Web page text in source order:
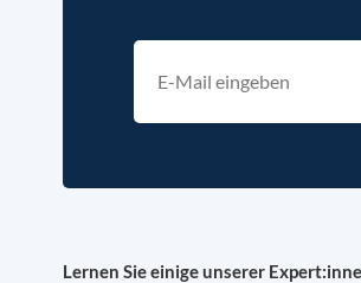
Lernen Sie einige unserer